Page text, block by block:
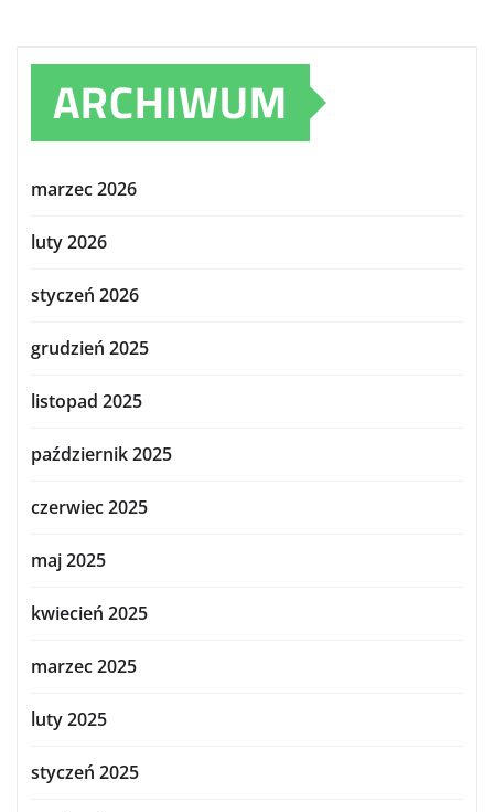
ARCHIWUM
marzec 2026
luty 2026
styczeń 2026
grudzień 2025
listopad 2025
październik 2025
czerwiec 2025
maj 2025
kwiecień 2025
marzec 2025
luty 2025
styczeń 2025